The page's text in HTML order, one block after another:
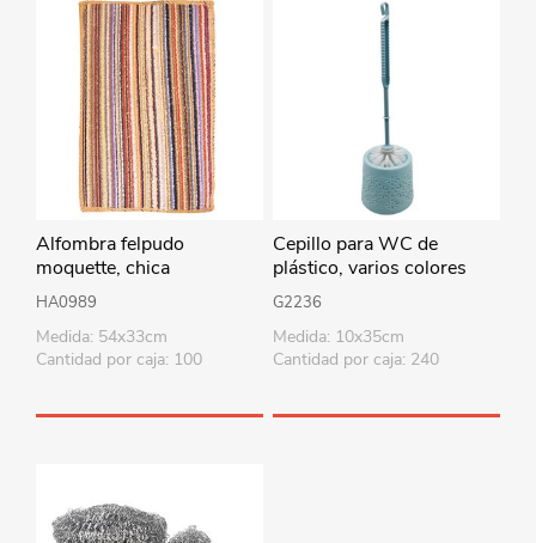
Alfombra felpudo
moquette, chica
HA0989
Medida: 54x33cm
Cantidad por caja: 100
Cepillo para WC de
plástico, varios colores
G2236
Medida: 10x35cm
Cantidad por caja: 240